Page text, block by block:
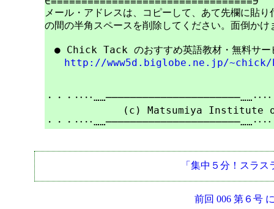
メール・アドレスは、コピーして、あて先欄に
の間の半角スペースを削除してください。面倒かけ
● Chick Tack のおすすめ英語教材・無料サー
http://www5d.biglobe.ne.jp/~chick/
・・・‥‥……──────────────────────……‥‥
(c) Matsumiya Institute of
「集中５分！スラ
前回 006 第６号